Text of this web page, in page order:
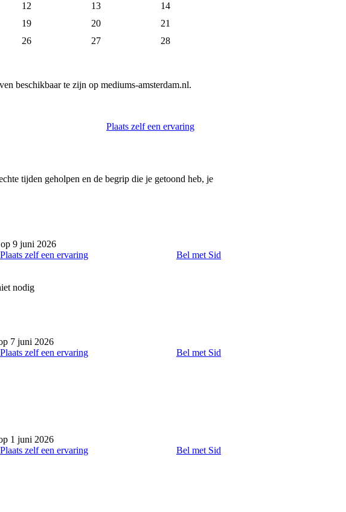
12 13
14
19 20
21
26 27
28
beschikbaar te zijn op mediums-amsterdam.nl.
Plaats zelf een ervaring
tijden geholpen en de begrip die je getoond heb, je
op 9 juni 2026
Plaats zelf een ervaring
Bel met Sid
nodig
7 juni 2026
Plaats zelf een ervaring
Bel met Sid
1 juni 2026
Plaats zelf een ervaring
Bel met Sid